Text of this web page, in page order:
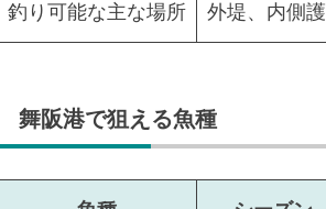
釣り可能な主な場所 外堤、内側
舞阪港で狙える魚種